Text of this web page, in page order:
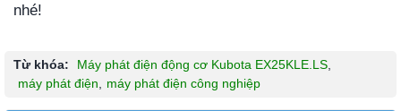
nhé!
Từ khóa: Máy phát điện động cơ Kubota EX25KLE.LS,
máy phát điện, máy phát điện công nghiệp